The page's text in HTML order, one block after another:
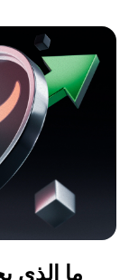
ما الذي